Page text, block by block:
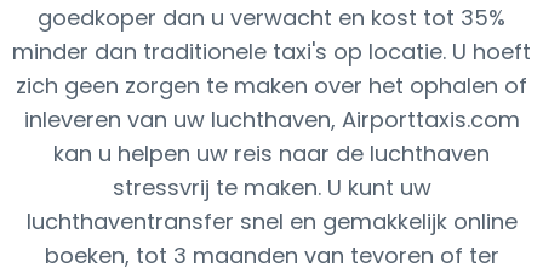
goedkoper dan u verwacht en kost tot 35%
minder dan traditionele taxi's op locatie. U hoeft
zich geen zorgen te maken over het ophalen of
inleveren van uw luchthaven, Airporttaxis.com
kan u helpen uw reis naar de luchthaven
stressvrij te maken. U kunt uw
luchthaventransfer snel en gemakkelijk online
boeken, tot 3 maanden van tevoren of ter